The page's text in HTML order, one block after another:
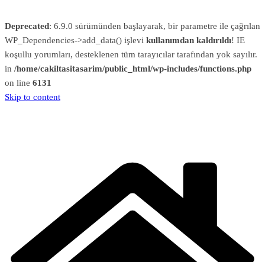
Deprecated: 6.9.0 sürümünden başlayarak, bir parametre ile çağrılan
WP_Dependencies->add_data() işlevi kullanımdan kaldırıldı! IE
koşullu yorumları, desteklenen tüm tarayıcılar tarafından yok sayılır.
in /home/cakiltasitasarim/public_html/wp-includes/functions.php
on line 6131
Skip to content